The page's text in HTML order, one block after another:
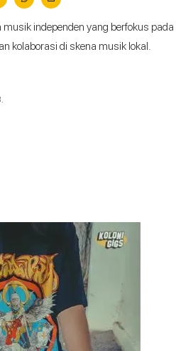
independen yang berfokus pada
kolaborasi di skena musik lokal.